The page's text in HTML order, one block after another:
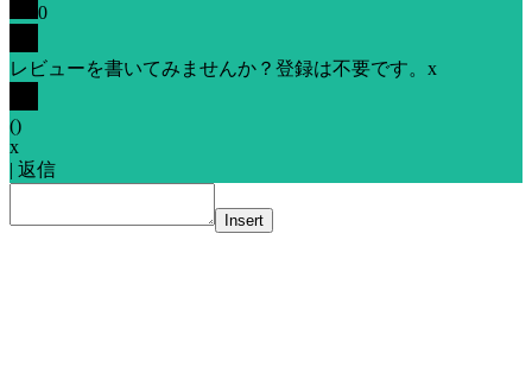
0
レビューを書いてみませんか？登録は不要です。 x
()
x
| 返信
Insert